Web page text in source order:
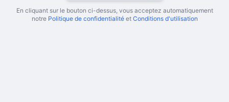
En cliquant sur le bouton ci-dessus, vous acceptez automatiquement
notre Politique de confidentialité et Conditions d'utilisation